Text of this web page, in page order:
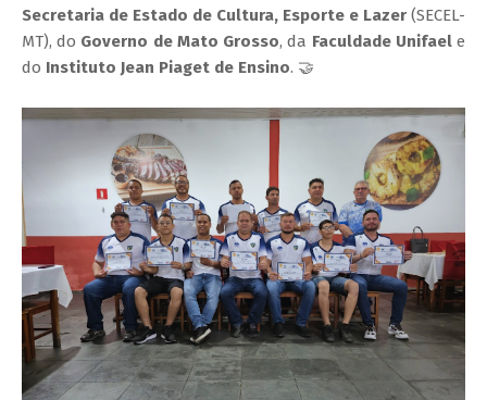
Secretaria de Estado de Cultura, Esporte e Lazer (SECEL-
MT), do Governo de Mato Grosso, da Faculdade Unifaele
do Instituto Jean Piaget de Ensino. 🤝